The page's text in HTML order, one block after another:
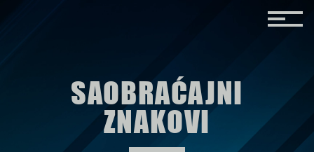
SAOBRAĆAJNI
ZNAKOVI